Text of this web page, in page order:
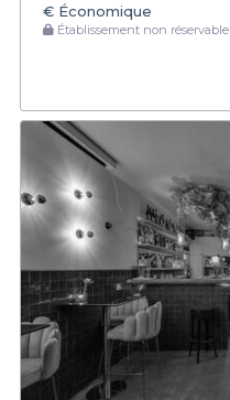
€ Économique
Établissement non réservable